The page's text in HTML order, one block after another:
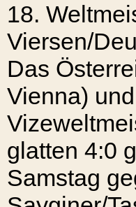
18.
Viersen/
Das
Vienna)
glatten 4:0
Samstag